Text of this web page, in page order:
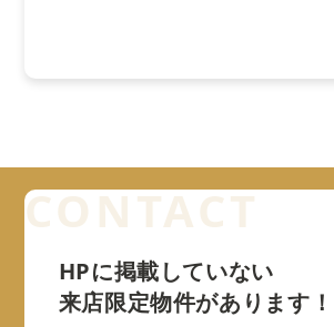
HPに掲載していない
来店限定物件があります！